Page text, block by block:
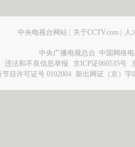
中央电视台网站 关于CCTV.com 人
中央广播电视总台 中国网络
违法和不良信息举报
京ICP证060535号
目许可证号 0102004 新出网证（京）